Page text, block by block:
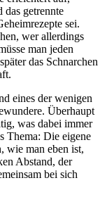
das getrennte
sei.
wer allerdings
man jeden
das Schnarchen
eines der wenigen
Überhaupt
was dabei immer
Thema: Die eigene
wie man eben ist,
Abstand, der
bei sich